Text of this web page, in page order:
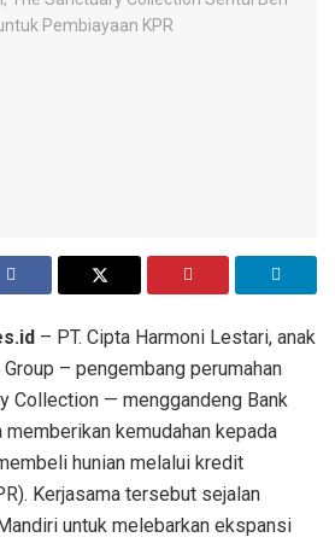
– PT. Cipta Harmoni Lestari, anak
– pengembang perumahan
Collection — menggandeng Bank
kemudahan kepada
hunian melalui kredit
Kerjasama tersebut sejalan
untuk melebarkan ekspansi